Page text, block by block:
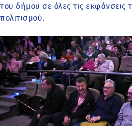
του δήμου σε όλες τις εκφάνσεις
πολιτισμού.